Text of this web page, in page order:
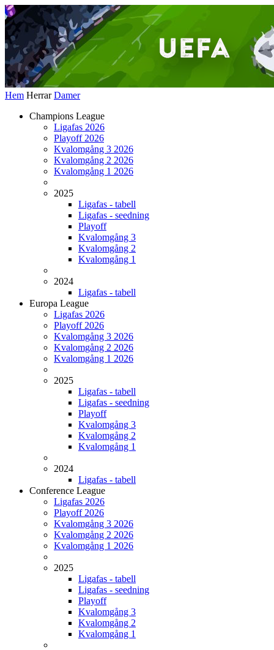
Hem Herrar Damer
Champions League
Ligafas 2026
Playoff 2026
Kvalomgång 3 2026
Kvalomgång 2 2026
Kvalomgång 1 2026
2025
Ligafas - tabell
Ligafas - seedning
Playoff
Kvalomgång 3
Kvalomgång 2
Kvalomgång 1
2024
Ligafas - tabell
Europa League
Ligafas 2026
Playoff 2026
Kvalomgång 3 2026
Kvalomgång 2 2026
Kvalomgång 1 2026
2025
Ligafas - tabell
Ligafas - seedning
Playoff
Kvalomgång 3
Kvalomgång 2
Kvalomgång 1
2024
Ligafas - tabell
Conference League
Ligafas 2026
Playoff 2026
Kvalomgång 3 2026
Kvalomgång 2 2026
Kvalomgång 1 2026
2025
Ligafas - tabell
Ligafas - seedning
Playoff
Kvalomgång 3
Kvalomgång 2
Kvalomgång 1